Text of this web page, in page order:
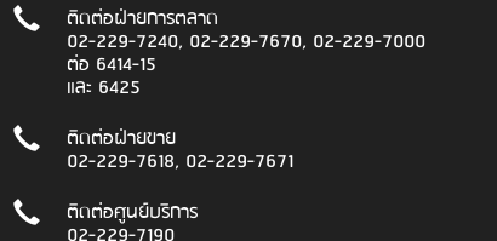
ติดต่อฝ่ายการตลาด
02-229-7240, 02-229-7670, 02-229-7000
ต่อ 6414-15
และ 6425
ติดต่อฝ่ายขาย
02-229-7618, 02-229-7671
ติดต่อศูนย์บริการ